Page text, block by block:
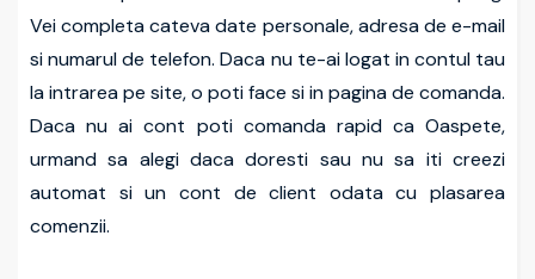
Vei completa cateva date personale, adresa de e-mail
si numarul de telefon. Daca nu te-ai logat in contul tau
la intrarea pe site, o poti face si in pagina de comanda.
Daca nu ai cont poti comanda rapid ca Oaspete,
urmand sa alegi daca doresti sau nu sa iti creezi
automat si un cont de client odata cu plasarea
comenzii.